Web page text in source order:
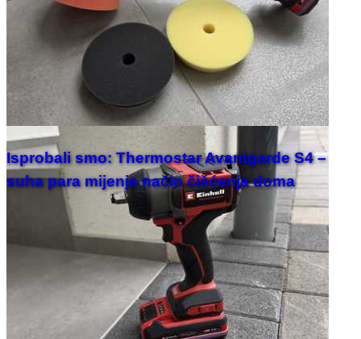
Isprobali smo: Thermostar Avantgarde S4 –
suha para mijenja način čišćenja doma